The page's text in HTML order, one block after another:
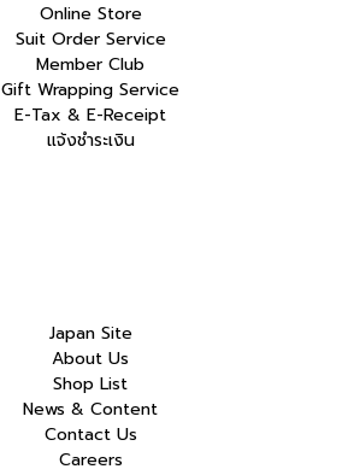
Online Store
Suit Order Service
Member Club
Gift Wrapping Service
E-Tax & E-Receipt
แจ้งชำระเงิน
Japan Site
About Us
Shop List
News & Content
Contact Us
Careers